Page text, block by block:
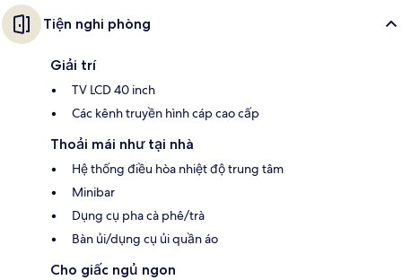
Tiện nghi phòng
Giải trí
TV LCD 40 inch
Các kênh truyền hình cáp cao cấp
Thoải mái như tại nhà
Hệ thống điều hòa nhiệt độ trung tâm
Minibar
Dụng cụ pha cà phê/trà
Bàn ủi/dụng cụ ủi quần áo
Cho giấc ngủ ngon